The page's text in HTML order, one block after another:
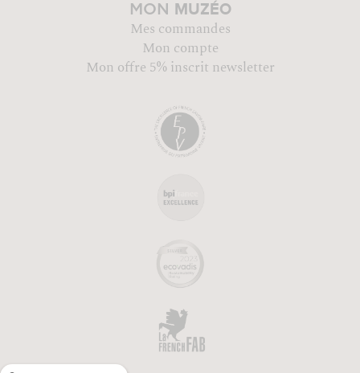
MON MUZÉO
Mes commandes
Mon compte
Mon offre 5% inscrit newsletter